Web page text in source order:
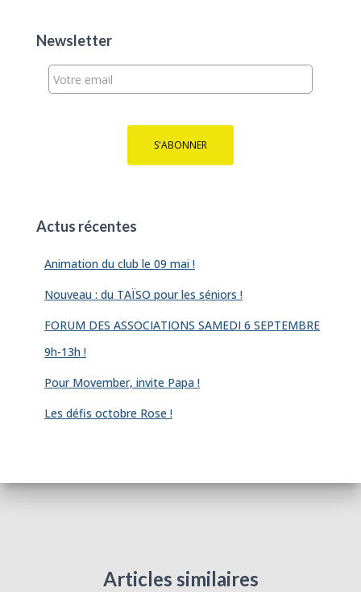
h
Newsletter
Actus récentes
Animation du club le 09 mai !
Nouveau : du TAÏSO pour les séniors !
FORUM DES ASSOCIATIONS SAMEDI 6 SEPTEMBRE
9h-13h !
Pour Movember, invite Papa !
Les défis octobre Rose !
Articles similaires